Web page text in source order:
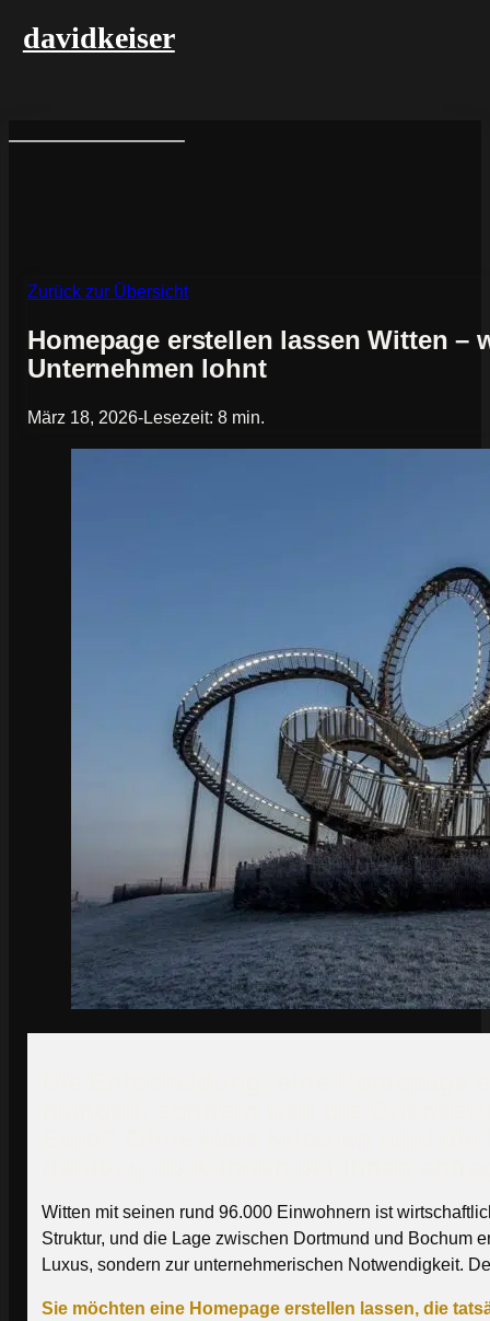
davidkeiser
Zurück zur Übersicht
Homepage erstellen lassen Witten
Unternehmen lohnt
März 18, 2026-Lesezeit: 8 min.
Witten mit seinen rund 96.000 Einwohnern ist
Struktur, und die Lage zwischen Dortmund und Bochum
Luxus, sondern zur unternehmerischen Notwendigkeit.
Sie möchten eine Homepage erstellen lassen, die